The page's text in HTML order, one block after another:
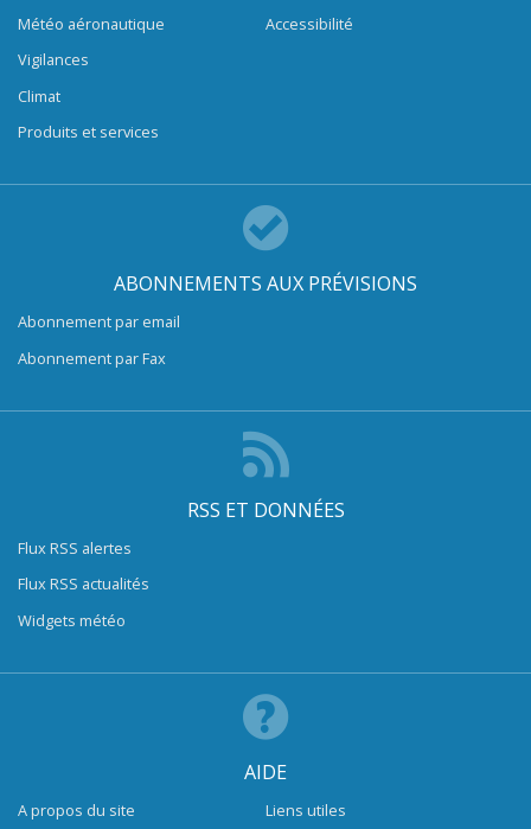
Météo aéronautique
Vigilances
Climat
Produits et services
Accessibilité
ABONNEMENTS AUX PRÉVISIONS
Abonnement par email
Abonnement par Fax
RSS ET DONNÉES
Flux RSS alertes
Flux RSS actualités
Widgets météo
AIDE
A propos du site Liens utiles